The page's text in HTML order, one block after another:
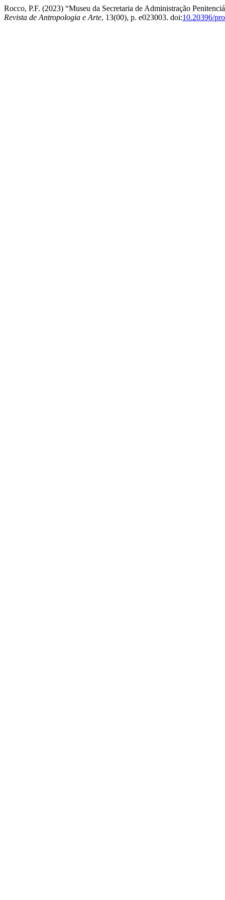
Rocco, P.F. (2023) “Museu da Secretaria de Administração
Revista de Antropologia e Arte, 13(00), p. e023003. doi:10.20396/